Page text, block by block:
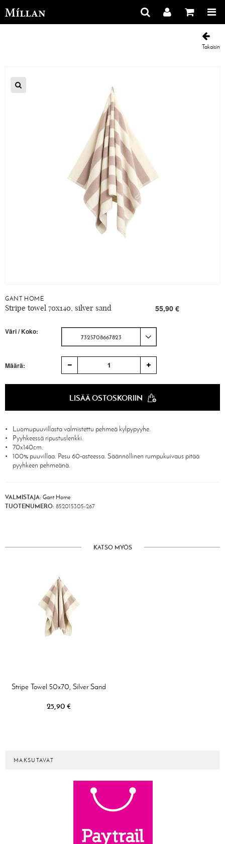
Takaisin
GANT HOME
Stripe towel 70x140, silver sand 55,90 €
Väri / Koko:
7325708667823
Määrä: 1
LISÄÄ OSTOSKORIIN
Luomupuuvillasta valmistettu pehmeä kylpypyyhe.
Pyyhkeessä ripustuslenkki.
70x140cm.
100% puuvillaa. Pesu 60-asteessa. Säännöllinen rumpukuivaus pitää
pyyhkeen pehmeänä.
VALMISTAJA: Gant Home
TUOTENUMERO: 852015305-267
KATSO MYÖS
Stripe Towel 50x70, Silver Sand
25,90 €
MAKSUTAVAT